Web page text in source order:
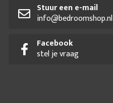
Stuur een e-mail
info@bedroomshop.nl
Facebook
stel je vraag